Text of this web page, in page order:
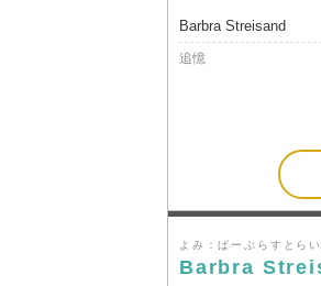
Barbra Streisand
追憶
よみ：ばーぶらすとら
Barbra